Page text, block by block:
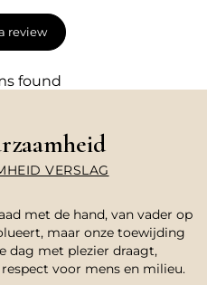
review
found
VERSLAG
met de hand, van vader op
maar onze toewijding
dag met plezier draagt,
voor mens en milieu.